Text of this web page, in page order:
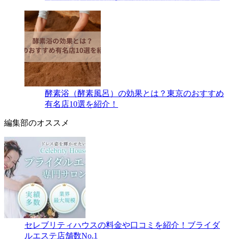
酵素浴（酵素風呂）の効果とは？東京のおすすめ
有名店10選を紹介！
編集部のオススメ
セレブリティハウスの料金や口コミを紹介！ブライダ
ルエステ店舗数No.1